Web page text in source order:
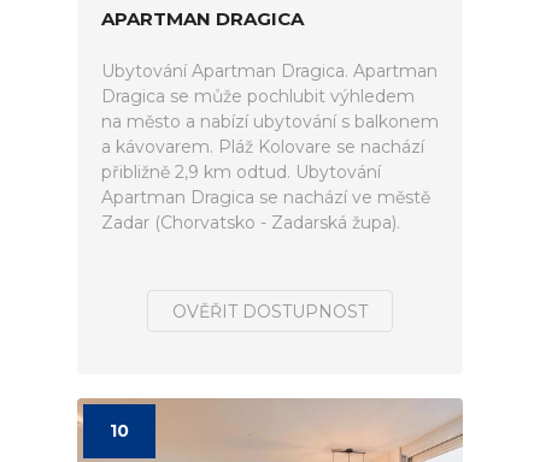
APARTMAN DRAGICA
Ubytování Apartman Dragica. Apartman
Dragica se může pochlubit výhledem
na město a nabízí ubytování s balkonem
a kávovarem. Pláž Kolovare se nachází
přibližně 2,9 km odtud. Ubytování
Apartman Dragica se nachází ve městě
Zadar (Chorvatsko - Zadarská župa).
OVĚŘIT DOSTUPNOST
10